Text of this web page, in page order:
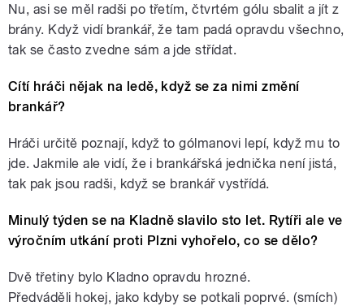
Nu, asi se měl radši po třetím, čtvrtém gólu sbalit a jít z
brány. Když vidí brankář, že tam padá opravdu všechno,
tak se často zvedne sám a jde střídat.
Cítí hráči nějak na ledě, když se za nimi změní
brankář?
Hráči určitě poznají, když to gólmanovi lepí, když mu to
jde. Jakmile ale vidí, že i brankářská jednička není jistá,
tak pak jsou radši, když se brankář vystřídá.
Minulý týden se na Kladně slavilo sto let. Rytíři ale ve
výročním utkání proti Plzni vyhořelo, co se dělo?
Dvě třetiny bylo Kladno opravdu hrozné.
Předváděli hokej, jako kdyby se potkali poprvé. (smích)